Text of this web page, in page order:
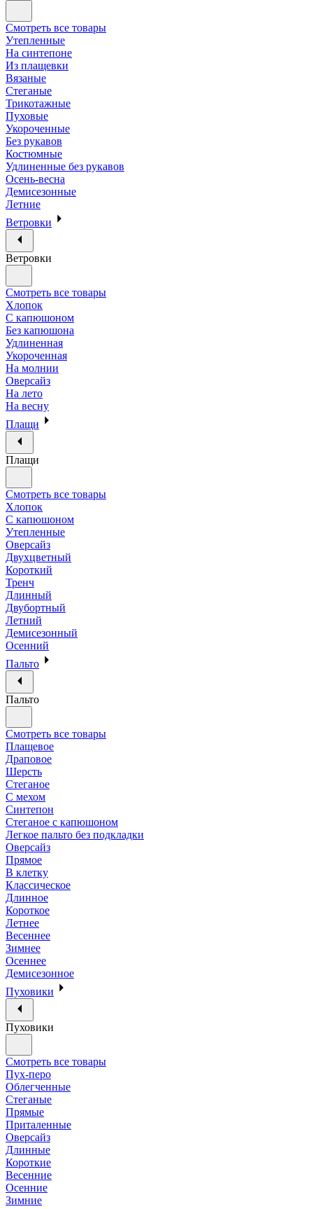
Смотреть все товары
Утепленные
На синтепоне
Из плащевки
Вязаные
Стеганые
Трикотажные
Пуховые
Укороченные
Без рукавов
Костюмные
Удлиненные без рукавов
Осень-весна
Демисезонные
Летние
Ветровки
Ветровки
Смотреть все товары
Хлопок
С капюшоном
Без капюшона
Удлиненная
Укороченная
На молнии
Оверсайз
На лето
На весну
Плащи
Плащи
Смотреть все товары
Хлопок
С капюшоном
Утепленные
Оверсайз
Двухцветный
Короткий
Тренч
Длинный
Двубортный
Летний
Демисезонный
Осенний
Пальто
Пальто
Смотреть все товары
Плащевое
Драповое
Шерсть
Стеганое
С мехом
Синтепон
Стеганое с капюшоном
Легкое пальто без подкладки
Оверсайз
Прямое
В клетку
Классическое
Длинное
Короткое
Летнее
Весеннее
Зимнее
Осеннее
Демисезонное
Пуховики
Пуховики
Смотреть все товары
Пух-перо
Облегченные
Стеганые
Прямые
Приталенные
Оверсайз
Длинные
Короткие
Весенние
Осенние
Зимние